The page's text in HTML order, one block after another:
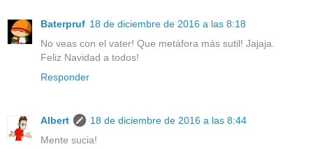
Baterpruf 18 de diciembre de 2016 a las 8:18
No veas con el vater! Que metáfora más sutil! Jajaja.
Feliz Navidad a todos!
Responder
Albert
18 de diciembre de 2016 a las 8:44
Mente sucia!